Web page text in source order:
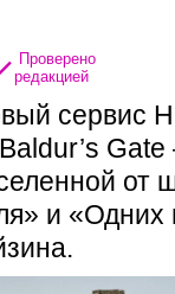
Проверено
редакцией
сервис
от
и «Одних